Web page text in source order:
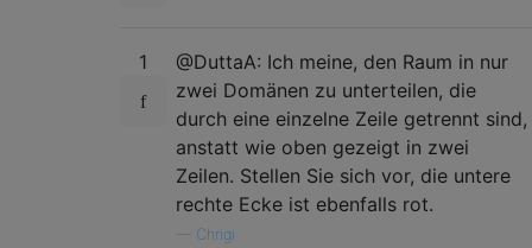
1
@DuttaA: Ich meine, den Raum in nur
zwei Domänen zu unterteilen, die
durch eine einzelne Zeile getrennt sind,
anstatt wie oben gezeigt in zwei
Zeilen. Stellen Sie sich vor, die untere
rechte Ecke ist ebenfalls rot.
Chrigi